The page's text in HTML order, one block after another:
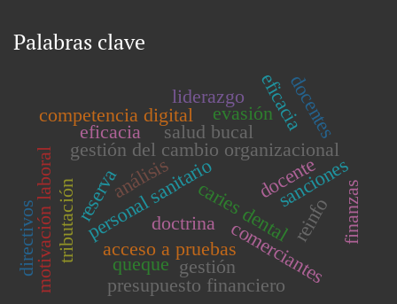
Palabras clave
gestión del cambio organizacional
motivación laboral personal sanitario
salud bucal
caries dental
competencia digital
docente
análisis
doctrina reinfo
evasión
tributación comerciantes
acceso a pruebas
sanciones
eficacia
eficacia
liderazgo
gestión
docentes
directivos
reserva
presupuesto financiero
finanzas
queque